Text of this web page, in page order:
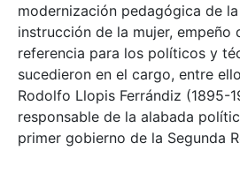
modernización pedagógica de
instrucción de la mujer, empeño
referencia para los políticos y
sucedieron en el cargo, entre
Rodolfo Llopis Ferrándiz (1895-
responsable de la alabada
primer gobierno de la Segunda